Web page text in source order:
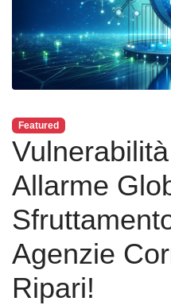
Featured
Allarme
Agenzie
Ripari!